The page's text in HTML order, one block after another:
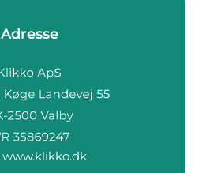
Adresse
www.klikko.dk